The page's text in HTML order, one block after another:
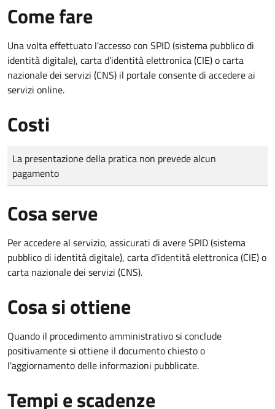
Come fare
Una volta effettuato l'accesso con SPID (sistema pubblico di
identità digitale), carta d’identità elettronica (CIE) o carta
nazionale dei servizi (CNS) il portale consente di accedere ai
servizi online.
Costi
Tipo di pagamento
Importo
La presentazione della pratica non prevede alcun
pagamento
Cosa serve
Per accedere al servizio, assicurati di avere SPID (sistema
pubblico di identità digitale), carta d’identità elettronica (CIE) o
carta nazionale dei servizi (CNS).
Cosa si ottiene
Quando il procedimento amministrativo si conclude
positivamente si ottiene il documento chiesto o
l'aggiornamento delle informazioni pubblicate.
Tempi e scadenze